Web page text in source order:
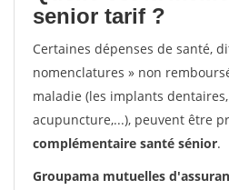
senior tarif ?
Certaines dépenses de santé,
nomenclatures » non
maladie (les implants
acupuncture,...), peuvent être
complémentaire santé sénior.
Groupama mutuelles